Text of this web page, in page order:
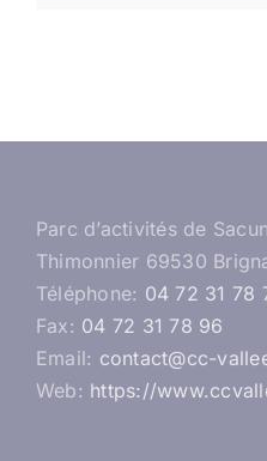
Parc d’activités de
Thimonnier 69530
Téléphone: 04 72 31 78
Fax: 04 72 31 78 96
Email: contact@cc-
Web: https://